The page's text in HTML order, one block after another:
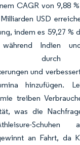
CAGR von 9,88
USD
indem es 59,27 %
Indien
durch
und
hinzufügen.
treiben
was die
Schuhen
an Fahrt, da